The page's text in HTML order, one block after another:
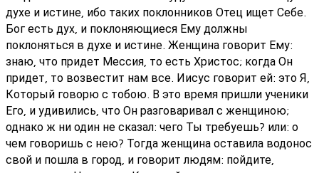
духе и истине, ибо таких поклонников Отец ищет Себе.
Бог есть дух, и поклоняющиеся Ему должны
поклоняться в духе и истине. Женщина говорит Ему:
знаю, что придет Мессия, то есть Христос; когда Он
придет, то возвестит нам все. Иисус говорит ей: это Я,
Который говорю с тобою. В это время пришли ученики
Его, и удивились, что Он разговаривал с женщиною;
однако ж ни один не сказал: чего Ты требуешь? или: о
чем говоришь с нею? Тогда женщина оставила водонос
свой и пошла в город, и говорит людям: пойдите,